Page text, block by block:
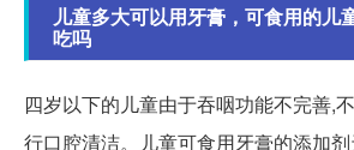
儿童多大可以用牙膏，可食用的儿
吃吗
四岁以下的儿童由于吞咽功能不完善,
行口腔清洁。儿童可食用牙膏的添加